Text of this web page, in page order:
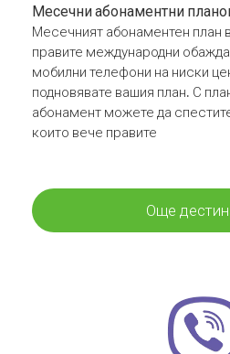
Месечни абонаментни
Месечният абонаментен план
правите международни
мобилни телефони на ниски
подновявате вашия план. С
абонамент можете да
които вече правите
Още